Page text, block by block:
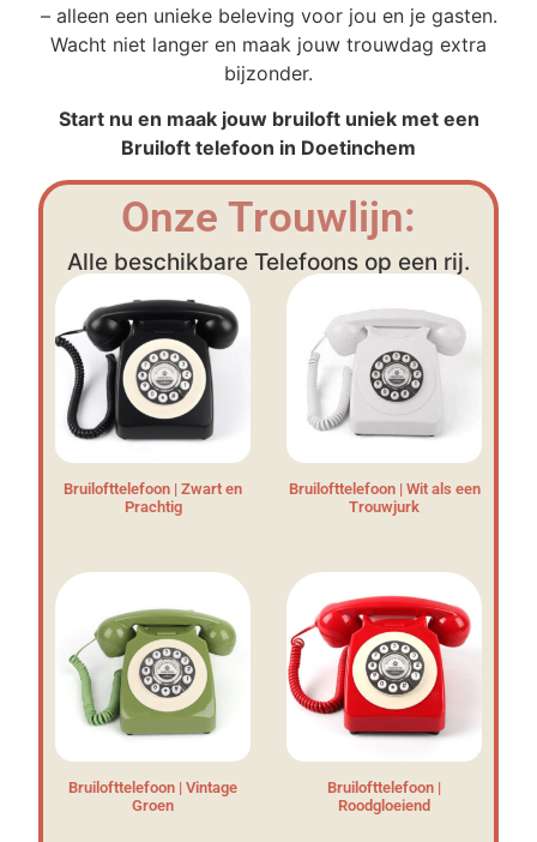
– alleen een unieke beleving voor jou en je gasten.
Wacht niet langer en maak jouw trouwdag extra
bijzonder.
Start nu en maak jouw bruiloft uniek met een
Bruiloft telefoon in Doetinchem
Onze Trouwlijn:
Alle beschikbare Telefoons op een rij.
Bruilofttelefoon | Zwart en
Prachtig
Bruilofttelefoon | Wit als een
Trouwjurk
Bruilofttelefoon | Vintage
Groen
Bruilofttelefoon |
Roodgloeiend